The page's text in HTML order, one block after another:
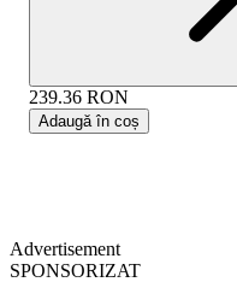
239.36 RON
Adaugă în coș
Advertisement
SPONSORIZAT